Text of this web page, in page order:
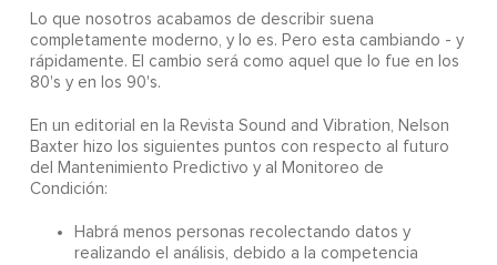
Lo que nosotros acabamos de describir suena
completamente moderno, y lo es. Pero esta cambiando - y
rápidamente. El cambio será como aquel que lo fue en los
80's y en los 90's.
En un editorial en la Revista Sound and Vibration, Nelson
Baxter hizo los siguientes puntos con respecto al futuro
del Mantenimiento Predictivo y al Monitoreo de
Condición:
Habrá menos personas recolectando datos y
realizando el análisis, debido a la competencia